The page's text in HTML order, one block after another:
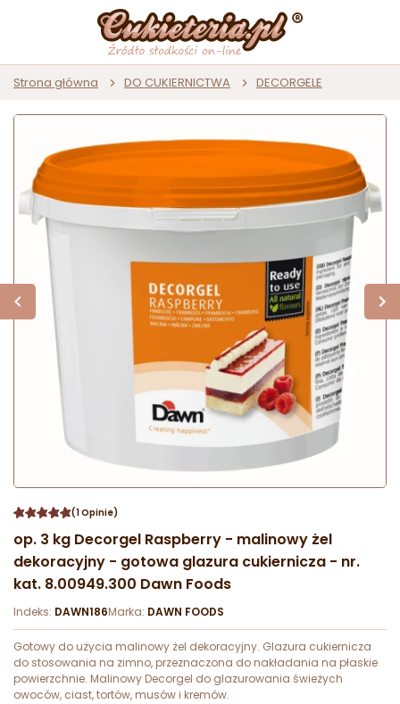
Strona główna DO CUKIERNICTWA DECORGELE
(1 Opinie)
op. 3 kg Decorgel Raspberry - malinowy żel
dekoracyjny - gotowa glazura cukiernicza - nr.
kat. 8.00949.300 Dawn Foods
Indeks: DAWN186Marka: DAWN FOODS
Gotowy do użycia malinowy żel dekoracyjny. Glazura cukiernicza
do stosowania na zimno, przeznaczona do nakładania na płaskie
powierzchnie. Malinowy Decorgel do glazurowania świeżych
owoców, ciast, tortów, musów i kremów.